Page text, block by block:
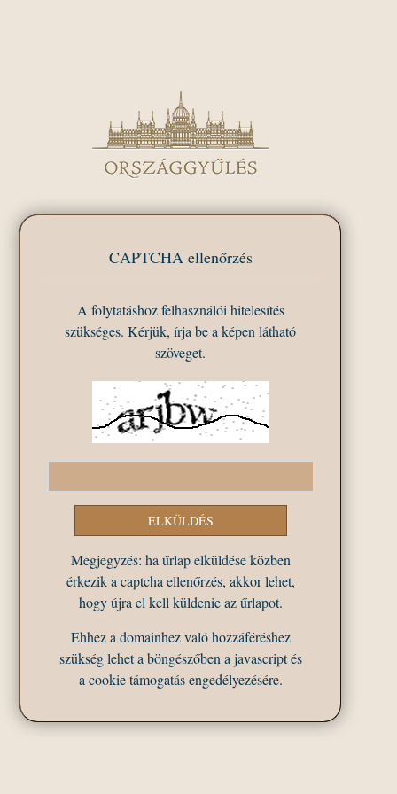
CAPTCHA ellenőrzés
A folytatáshoz felhasználói hitelesítés
szükséges. Kérjük, írja be a képen látható
szöveget.
Megjegyzés: ha űrlap elküldése közben
érkezik a captcha ellenőrzés, akkor lehet,
hogy újra el kell küldenie az űrlapot.
Ehhez a domainhez való hozzáféréshez
szükség lehet a böngészőben a javascript és
a cookie támogatás engedélyezésére.